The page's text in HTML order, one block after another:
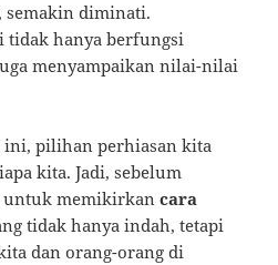
semakin diminati.
tidak hanya berfungsi
menyampaikan nilai-nilai
ini, pilihan perhiasan kita
kita. Jadi, sebelum
untuk memikirkancara
tidak hanya indah, tetapi
dan orang-orang di